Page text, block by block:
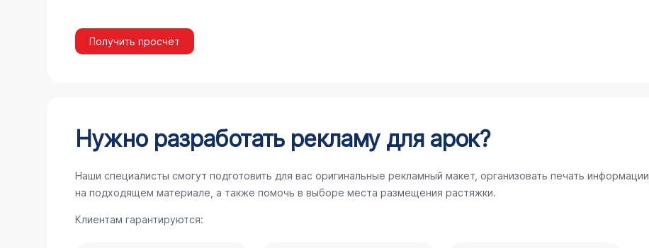
Получить просчёт
Нужно разработать рекламу для арок?
Наши специалисты смогут подготовить для вас оригинальные рекламный макет, организовать печать информации
на подходящем материале, а также помочь в выборе места размещения растяжки.
Клиентам гарантируются: